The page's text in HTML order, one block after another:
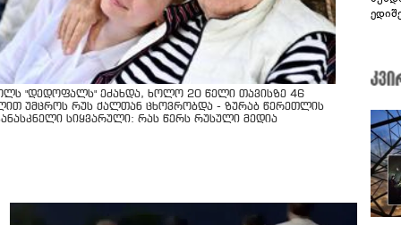
"დედოფალს" ეძახდა, ხოლო 20 წელი თავისზე 46
უმცროს რუს ქალთან ცხოვრობდა - ზურაბ წერეთლის
სიყვარული: რას წერს რუსული მედია